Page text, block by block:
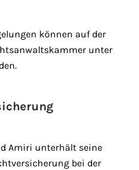
können auf der
unter
Amiri unterhält seine
bei der